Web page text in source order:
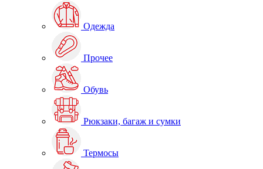
Одежда
Прочее
Обувь
Рюкзаки, багаж и сумки
Термосы